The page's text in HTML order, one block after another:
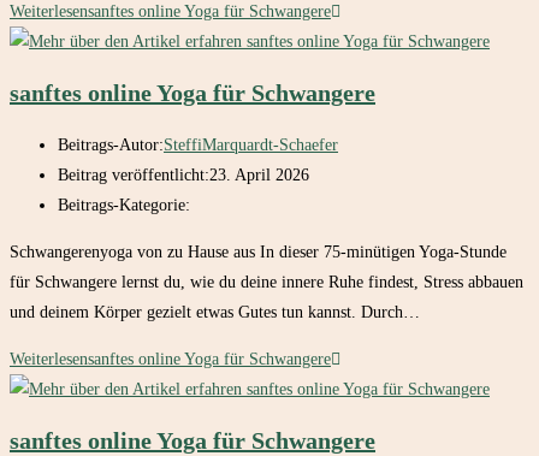
Weiterlesensanftes online Yoga für Schwangere
sanftes online Yoga für Schwangere
Beitrags-Autor:SteffiMarquardt-Schaefer
Beitrag veröffentlicht:23. April 2026
Beitrags-Kategorie:
Schwangerenyoga von zu Hause aus In dieser 75-minütigen Yoga-Stunde
für Schwangere lernst du, wie du deine innere Ruhe findest, Stress abbauen
und deinem Körper gezielt etwas Gutes tun kannst. Durch…
Weiterlesensanftes online Yoga für Schwangere
sanftes online Yoga für Schwangere